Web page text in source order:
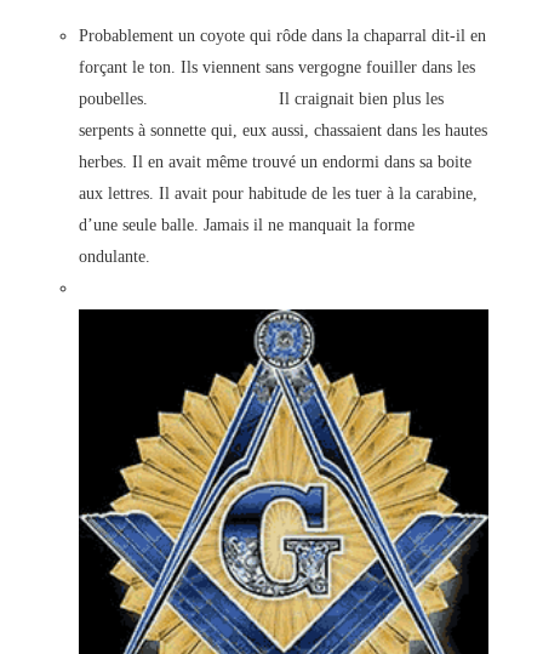
Probablement un coyote qui rôde dans la chaparral dit-il en
forçant le ton. Ils viennent sans vergogne fouiller dans les
poubelles. Il craignait bien plus les
serpents à sonnette qui, eux aussi, chassaient dans les hautes
herbes. Il en avait même trouvé un endormi dans sa boite
aux lettres. Il avait pour habitude de les tuer à la carabine,
d’une seule balle. Jamais il ne manquait la forme
ondulante.